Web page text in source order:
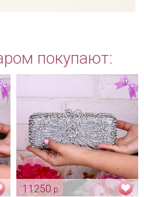
покупают:
11250р.